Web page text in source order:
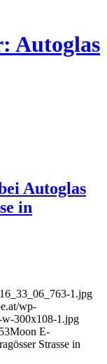
Autoglas
Autoglas
in
1.jpg
wp-
w-300x108-1.jpg
Moon E-
Strasse in